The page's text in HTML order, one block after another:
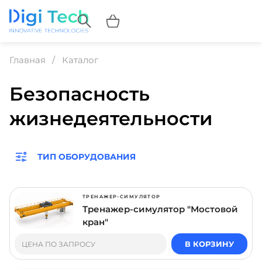
Главная Каталог
Безопасность
жизнедеятельности
ТИП ОБОРУДОВАНИЯ
ТРЕНАЖЕР-СИМУЛЯТОР
Тренажер-симулятор "Мостовой
кран"
ЦЕНА ПО ЗАПРОСУ В КОРЗИНУ